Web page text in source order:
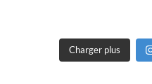
Charger plus